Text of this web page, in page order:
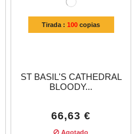
Tirada :100 copias
ST BASIL'S CATHEDRAL
BLOODY...
66,63 €
Agotado